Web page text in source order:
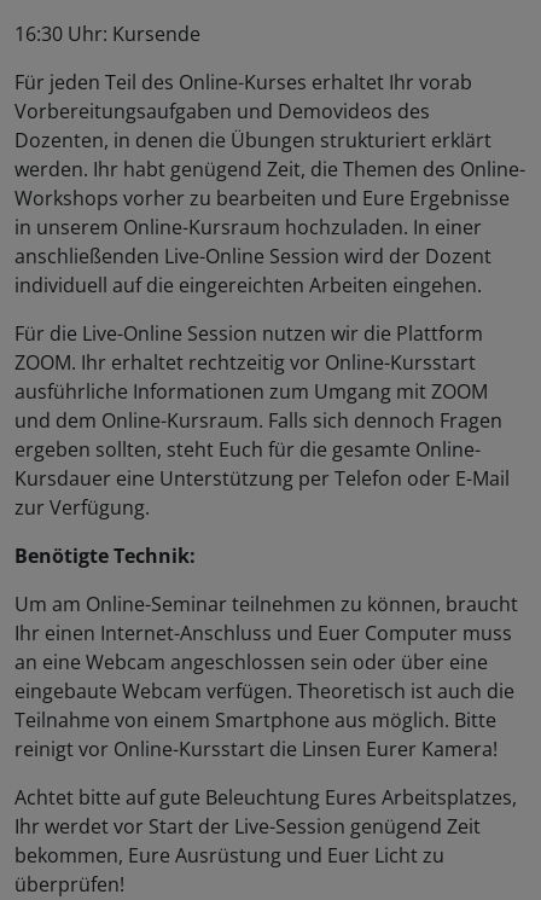
16:30 Uhr: Kursende
Für jeden Teil des Online-Kurses erhaltet Ihr vorab
Vorbereitungsaufgaben und Demovideos des
Dozenten, in denen die Übungen strukturiert erklärt
werden. Ihr habt genügend Zeit, die Themen des Online-
Workshops vorher zu bearbeiten und Eure Ergebnisse
in unserem Online-Kursraum hochzuladen. In einer
anschließenden Live-Online Session wird der Dozent
individuell auf die eingereichten Arbeiten eingehen.
Für die Live-Online Session nutzen wir die Plattform
ZOOM. Ihr erhaltet rechtzeitig vor Online-Kursstart
ausführliche Informationen zum Umgang mit ZOOM
und dem Online-Kursraum. Falls sich dennoch Fragen
ergeben sollten, steht Euch für die gesamte Online-
Kursdauer eine Unterstützung per Telefon oder E-Mail
zur Verfügung.
Benötigte Technik:
Um am Online-Seminar teilnehmen zu können, braucht
Ihr einen Internet-Anschluss und Euer Computer muss
an eine Webcam angeschlossen sein oder über eine
eingebaute Webcam verfügen. Theoretisch ist auch die
Teilnahme von einem Smartphone aus möglich. Bitte
reinigt vor Online-Kursstart die Linsen Eurer Kamera!
Achtet bitte auf gute Beleuchtung Eures Arbeitsplatzes,
Ihr werdet vor Start der Live-Session genügend Zeit
bekommen, Eure Ausrüstung und Euer Licht zu
überprüfen!